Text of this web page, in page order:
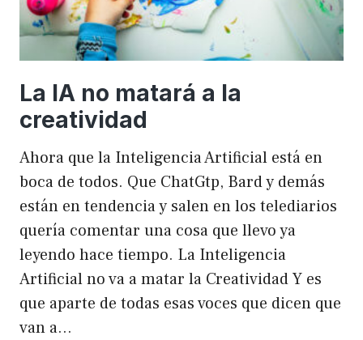
rendimiento
y
el
SEO
La IA no matará a la
creatividad
Ahora que la Inteligencia Artificial está en
boca de todos. Que ChatGtp, Bard y demás
están en tendencia y salen en los telediarios
quería comentar una cosa que llevo ya
leyendo hace tiempo. La Inteligencia
Artificial no va a matar la Creatividad Y es
que aparte de todas esas voces que dicen que
van a…